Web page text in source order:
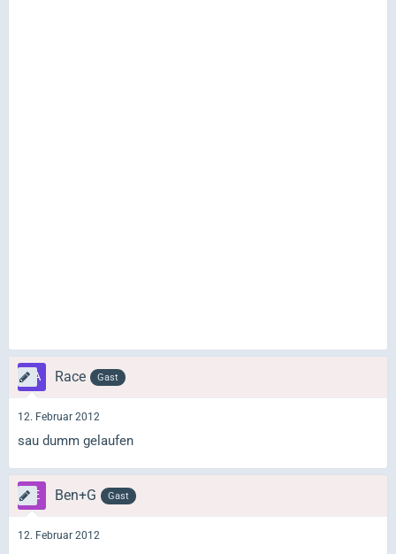
Race Gast
12. Februar 2012
sau dumm gelaufen
Ben+G Gast
12. Februar 2012